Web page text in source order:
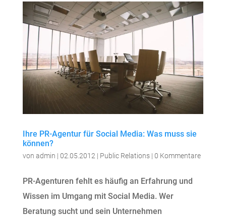
Ihre PR-Agentur für Social Media: Was muss sie
können?
von admin | 02.05.2012 | Public Relations| 0 Kommentare
PR-Agenturen fehlt es häufig an Erfahrung und
Wissen im Umgang mit Social Media. Wer
Beratung sucht und sein Unternehmen